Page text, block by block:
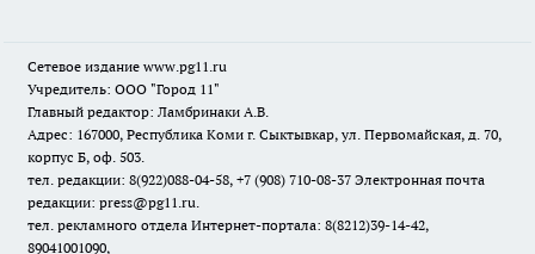
Сетевое издание www.pg11.ru
Учредитель: ООО "Город 11"
Главный редактор: Ламбринаки А.В.
Адрес: 167000, Республика Коми г. Сыктывкар, ул. Первомайская, д. 70,
корпус Б, оф. 503.
тел. редакции: 8(922)088-04-58, +7 (908) 710-08-37 Электронная почта
редакции: press@pg11.ru.
тел. рекламного отдела Интернет-портала: 8(8212)39-14-42,
89041001090,